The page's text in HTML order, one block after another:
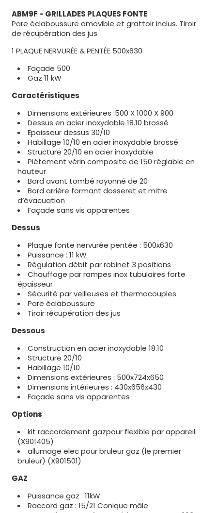
ABM9F - GRILLADES PLAQUES FONTE
Pare éclaboussure amovible et grattoir inclus. Tiroir
de récupération des jus.
1 PLAQUE NERVURÉE & PENTÉE 500x630
Façade 500
Gaz 11 kW
Caractéristiques
Dimensions extérieures :500 X 1000 X 900
Dessus en acier inoxydable 18.10 brossé
Epaisseur dessus 30/10
Habillage 10/10 en acier inoxydable brossé
Structure 20/10 en acier inoxydable
Piétement vérin composite de 150 réglable en
hauteur
Bord avant tombé rayonné de 20
Bord arrière formant dosseret et mitre
d’évacuation
Façade sans vis apparentes
Dessus
Plaque fonte nervurée pentée : 500x630
Puissance : 11 kW
Régulation débit par robinet 3 positions
Chauffage par rampes inox tubulaires forte
épaisseur
Sécurité par veilleuses et thermocouples
Pare éclaboussure
Tiroir récupération des jus
Dessous
Construction en acier inoxydable 18.10
Structure 20/10
Habillage 10/10
Dimensions extérieures : 500x724x650
Dimensions intérieures : 430x656x430
Façade sans vis apparentes
Options
kit raccordement gazpour flexible par appareil
(X901405)
allumage elec pour bruleur gaz (le premier
bruleur) (X901501)
GAZ
Puissance gaz : 11kW
Raccord gaz : 15/21 Conique mâle